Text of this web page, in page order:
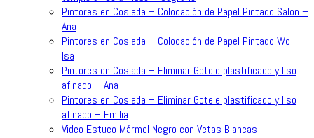
Pintores en Coslada – Colocación de Papel Pintado Salon –
Ana
Pintores en Coslada – Colocación de Papel Pintado Wc –
Isa
Pintores en Coslada – Eliminar Gotele plastificado y liso
afinado – Ana
Pintores en Coslada – Eliminar Gotele plastificado y liso
afinado – Emilia
Video Estuco Mármol Negro con Vetas Blancas